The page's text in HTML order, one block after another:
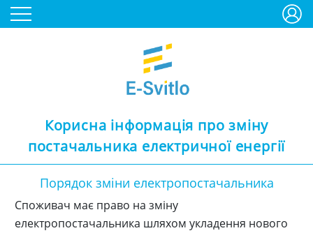
Корисна інформація про зміну
постачальника електричної енергії
Порядок зміни електропостачальника
Споживач має право на зміну
електропостачальника шляхом укладення нового